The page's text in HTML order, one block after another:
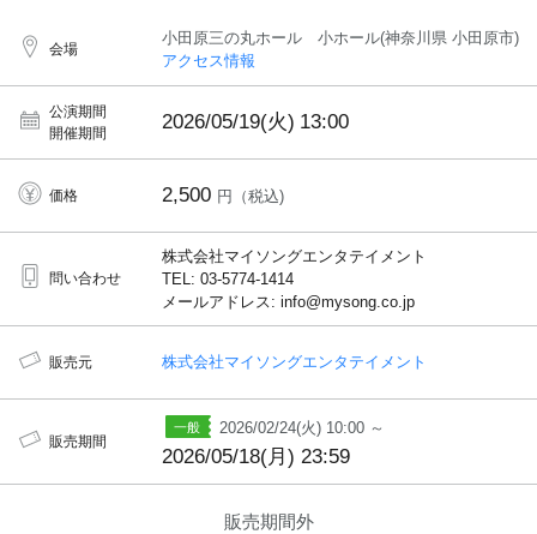
会場
小田原三の丸ホール 小ホール(神奈川県 小田原市)
アクセス情報
公演期間
開催期間
2026/05/19(火) 13:00
価格 2,500 円（税込)
問い合わせ
株式会社マイソングエンタテイメント
TEL: 03-5774-1414
メールアドレス: info@mysong.co.jp
販売元 株式会社マイソングエンタテイメント
販売期間
2026/02/24(火) 10:00 ～
2026/05/18(月) 23:59
販売期間外